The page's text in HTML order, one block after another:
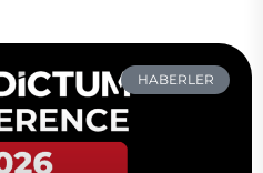
HABERLER